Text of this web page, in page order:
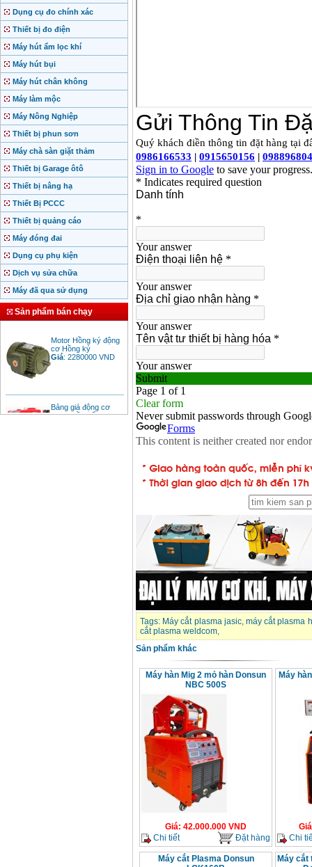
Dụng cụ đo chính xác
Thiết bị đo điện
Máy hút ẩm lọc khí
Máy hút bụi
Máy hút chân không
Máy làm mộc
Máy Nông Nghiệp
Thiết bị phun sơn
Máy chà sàn giặt thảm
Thiết bị Garage ôtô
Thiết bị nâng hạ
Thiết Bị PCCC
Thiết bị quảng cáo
Máy đóng đai
Dụng cụ phụ kiện
Dịch vụ sửa chữa
Máy đã qua sử dụng
Sản phẩm bán chạy
cơ Hồng ký
Giá :2280000
diesel đầu nổ diesel
Giá:6500000VND
Tags: Máy cắt plasma jasic,máy cắt plasma
cắt plasma weldcom,
Sản phẩm khác
Máy hàn Mig 2 mỏ hàn Donsun
NBC 500S
Giá: 42.000.000 VND
Chi tiết
Đặt hàng
Máy
Giá
Chi
Máy cắt Plasma Donsun
Máy cắt